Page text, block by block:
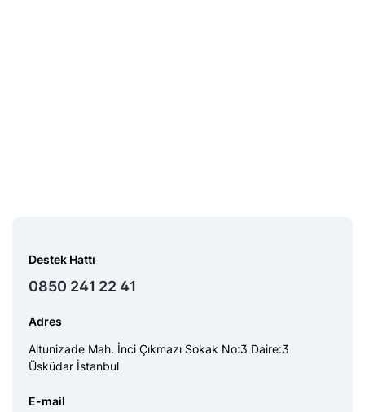
Destek Hattı
0850 241 22 41
Adres
Altunizade Mah. İnci Çıkmazı Sokak No:3 Daire:3
Üsküdar İstanbul
E-mail